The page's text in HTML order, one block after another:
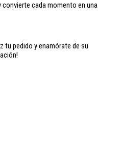
convierte cada momento en una
tu pedido y enamórate de su